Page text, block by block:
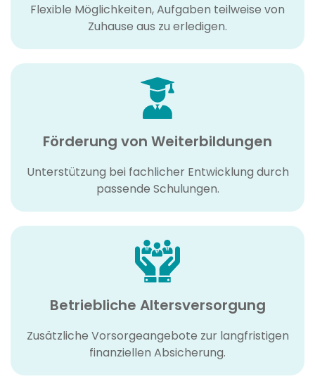
Flexible Möglichkeiten, Aufgaben teilweise von
Zuhause aus zu erledigen.
Förderung von Weiterbildungen
Unterstützung bei fachlicher Entwicklung durch
passende Schulungen.
Betriebliche Altersversorgung
Zusätzliche Vorsorgeangebote zur langfristigen
finanziellen Absicherung.